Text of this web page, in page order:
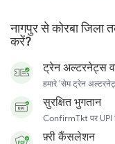
नागपुर से कोरबा
करें?
ट्रेन अल्टरनेट्स व
हमारे 'सेम ट्रेन
सुरक्षित भुगतान
ConfirmTkt पर UPI
फ़्री कैंसलेशन